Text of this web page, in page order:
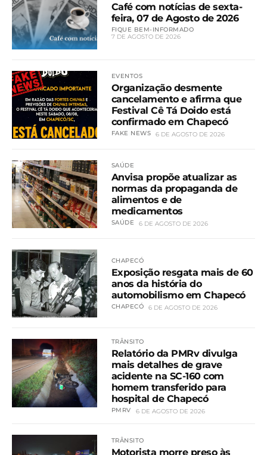
Café com notícias de sexta-
feira, 07 de Agosto de 2026
FIQUE BEM-INFORMADO
7 DE AGOSTO DE 2026
EVENTOS
Organização desmente
cancelamento e afirma que
Festival Cê Tá Doido está
confirmado em Chapecó
FAKE NEWS 6 DE AGOSTO DE 2026
SAÚDE
Anvisa propõe atualizar as
normas da propaganda de
alimentos e de
medicamentos
SAÚDE 6 DE AGOSTO DE 2026
CHAPECÓ
Exposição resgata mais de 60
anos da história do
automobilismo em Chapecó
CHAPECÓ 6 DE AGOSTO DE 2026
TRÂNSITO
Relatório da PMRv divulga
mais detalhes de grave
acidente na SC-160 com
homem transferido para
hospital de Chapecó
PMRV 6 DE AGOSTO DE 2026
TRÂNSITO
Motorista morre preso às